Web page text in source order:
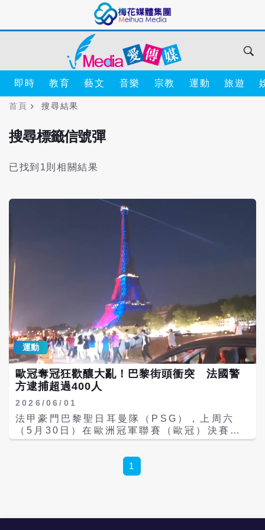
即時 教育 藝文 音樂 宗教 運動 旅遊
首頁 搜尋結果
搜尋標籤信號彈
已找到1則相關結果
運動
歐冠奪冠狂歡釀大亂！巴黎街頭衝突 法國警
方逮捕超過400人
2026/06/01
法甲豪門巴黎聖日耳曼隊（PSG），上周六
（5月30日）在歐洲冠軍聯賽（歐冠）決賽
中，以互射12碼擊敗英超勁旅阿森納
祝活動嚴重失控，在巴黎街頭引發大規模暴動
衝突，警方已逮捕超過400人。 Hundreds
1